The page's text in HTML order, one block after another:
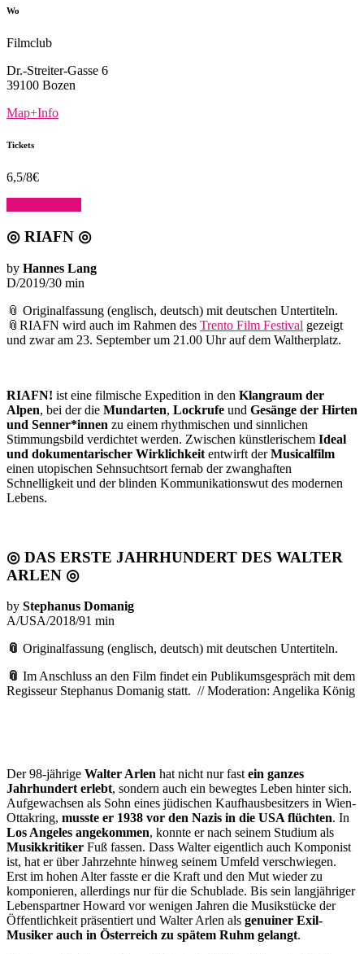
Wo
Filmclub
Dr.-Streiter-Gasse 6
39100 Bozen
Map+Info
Tickets
6,5/8€
◎ RIAFN ◎
by Hannes Lang
D/2019/30 min
📎 Originalfassung (englisch, deutsch) mit deutschen Untertiteln.
📎RIAFN wird auch im Rahmen des Trento Film Festival gezeigt
und zwar am 23. September um 21.00 Uhr auf dem Waltherplatz.
RIAFN! ist eine filmische Expedition in den Klangraum der
Alpen, bei der die Mundarten, Lockrufe und Gesänge der Hirten
und Senner*innen zu einem rhythmischen und sinnlichen
Stimmungsbild verdichtet werden. Zwischen künstlerischem Ideal
und dokumentarischer Wirklichkeit entwirft derMusicalfilm
einen utopischen Sehnsuchtsort fernab der zwanghaften
Schnelligkeit und der blinden Kommunikationswut des modernen
Lebens.
◎ DAS ERSTE JAHRHUNDERT DES WALTER
ARLEN ◎
by Stephanus Domanig
A/USA/2018/91 min
📎 Originalfassung (englisch, deutsch) mit deutschen Untertiteln.
📎 Im Anschluss an den Film findet ein Publikumsgespräch mit dem
Regisseur Stephanus Domanig statt. // Moderation: Angelika König
Der 98-jährige Walter Arlen hat nicht nur fast ein ganzes
Jahrhundert erlebt, sondern auch ein bewegtes Leben hinter sich.
Aufgewachsen als Sohn eines jüdischen Kaufhausbesitzers in Wien-
Ottakring, musste er 1938 vor den Nazis in die USA flüchten. In
Los Angeles angekommen, konnte er nach seinem Studium als
Musikkritiker Fuß fassen. Dass Walter eigentlich auch Komponist
ist, hat er über Jahrzehnte hinweg seinem Umfeld verschwiegen.
Erst im hohen Alter fasste er die Kraft und den Mut wieder zu
komponieren, allerdings nur für die Schublade. Bis sein langjähriger
Lebenspartner Howard vor wenigen Jahren die Musikstücke der
Öffentlichkeit präsentiert und Walter Arlen als genuiner Exil-
Musiker auch in Österreich zu spätem Ruhm gelangt.